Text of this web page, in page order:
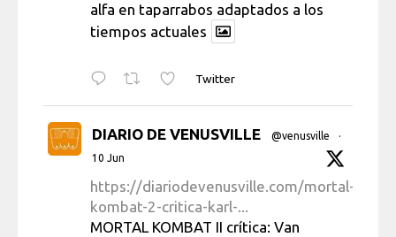
alfa en taparrabos adaptados a los
tiempos actuales
Twitter
DIARIO DE VENUSVILLE @venusville
·
10 Jun
https://diariodevenusville.com/mortal-
kombat-2-critica-karl-...
MORTAL KOMBAT II crítica: Van